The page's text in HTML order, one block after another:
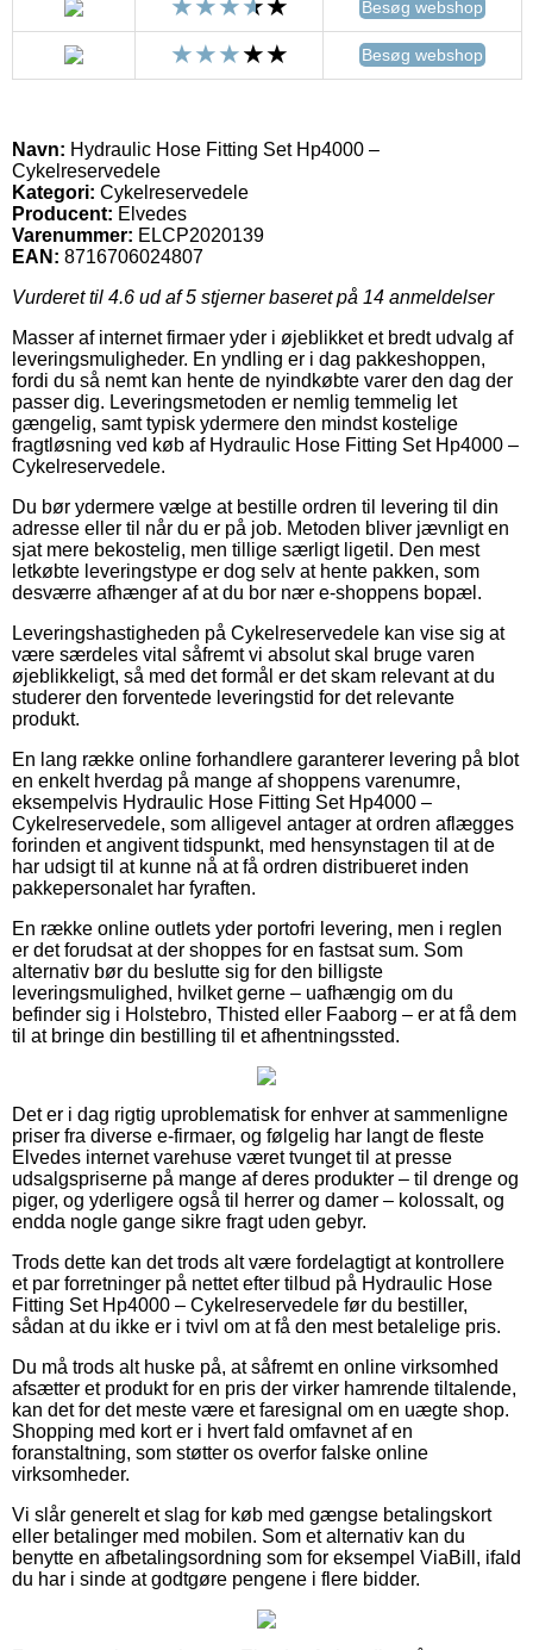
Besøg webshop
Besøg webshop
Navn: Hydraulic Hose Fitting Set Hp4000 –
Cykelreservedele
Kategori: Cykelreservedele
Producent: Elvedes
Varenummer: ELCP2020139
EAN: 8716706024807
Vurderet til 4.6 ud af 5 stjerner baseret på 14 anmeldelser
Masser af internet firmaer yder i øjeblikket et bredt udvalg af
leveringsmuligheder. En yndling er i dag pakkeshoppen,
fordi du så nemt kan hente de nyindkøbte varer den dag der
passer dig. Leveringsmetoden er nemlig temmelig let
gængelig, samt typisk ydermere den mindst kostelige
fragtløsning ved køb af Hydraulic Hose Fitting Set Hp4000 –
Cykelreservedele.
Du bør ydermere vælge at bestille ordren til levering til din
adresse eller til når du er på job. Metoden bliver jævnligt en
sjat mere bekostelig, men tillige særligt ligetil. Den mest
letkøbte leveringstype er dog selv at hente pakken, som
desværre afhænger af at du bor nær e-shoppens bopæl.
Leveringshastigheden på Cykelreservedele kan vise sig at
være særdeles vital såfremt vi absolut skal bruge varen
øjeblikkeligt, så med det formål er det skam relevant at du
studerer den forventede leveringstid for det relevante
produkt.
En lang række online forhandlere garanterer levering på blot
en enkelt hverdag på mange af shoppens varenumre,
eksempelvis Hydraulic Hose Fitting Set Hp4000 –
Cykelreservedele, som alligevel antager at ordren aflægges
forinden et angivent tidspunkt, med hensynstagen til at de
har udsigt til at kunne nå at få ordren distribueret inden
pakkepersonalet har fyraften.
En række online outlets yder portofri levering, men i reglen
er det forudsat at der shoppes for en fastsat sum. Som
alternativ bør du beslutte sig for den billigste
leveringsmulighed, hvilket gerne – uafhængig om du
befinder sig i Holstebro, Thisted eller Faaborg – er at få dem
til at bringe din bestilling til et afhentningssted.
Det er i dag rigtig uproblematisk for enhver at sammenligne
priser fra diverse e-firmaer, og følgelig har langt de fleste
Elvedes internet varehuse været tvunget til at presse
udsalgspriserne på mange af deres produkter – til drenge og
piger, og yderligere også til herrer og damer – kolossalt, og
endda nogle gange sikre fragt uden gebyr.
Trods dette kan det trods alt være fordelagtigt at kontrollere
et par forretninger på nettet efter tilbud på Hydraulic Hose
Fitting Set Hp4000 – Cykelreservedele før du bestiller,
sådan at du ikke er i tvivl om at få den mest betalelige pris.
Du må trods alt huske på, at såfremt en online virksomhed
afsætter et produkt for en pris der virker hamrende tiltalende,
kan det for det meste være et faresignal om en uægte shop.
Shopping med kort er i hvert fald omfavnet af en
foranstaltning, som støtter os overfor falske online
virksomheder.
Vi slår generelt et slag for køb med gængse betalingskort
eller betalinger med mobilen. Som et alternativ kan du
benytte en afbetalingsordning som for eksempel ViaBill, ifald
du har i sinde at godtgøre pengene i flere bidder.